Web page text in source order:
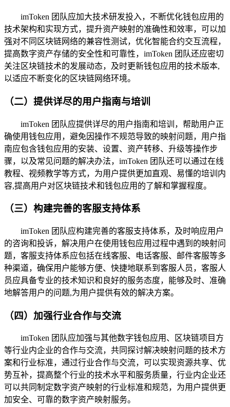
imToken 团队应加大技术研发投入，不断优化钱包应用的
技术架构和实现方式，提升资产映射的准确性和效率，可以加
强对不同区块链网络的兼容性测试，优化智能合约交互流程，
提高数字资产存储的安全性和可靠性，imToken 团队还应密切
关注区块链技术的发展动态，及时更新钱包应用的技术版本,
以适应不断变化的区块链网络环境。
（二）提供详尽的用户指南与培训
imToken 团队应提供详尽的用户指南和培训，帮助用户正
确使用钱包应用，避免因操作不规范导致的映射问题，用户指
南应包含钱包应用的安装、设置、资产转移、升级等操作步
骤，以及常见问题的解决办法，imToken 团队还可以通过在线
教程、视频教学等方式，为用户提供更加直观、易懂的培训内
容,提高用户对区块链技术和钱包应用的了解和掌握程度。
（三）构建完善的客服支持体系
imToken 团队应构建完善的客服支持体系，及时响应用户
的咨询和投诉，解决用户在使用钱包应用过程中遇到的映射问
题，客服支持体系应包括在线客服、电话客服、邮件客服等多
种渠道，确保用户能够方便、快捷地联系到客服人员，客服人
员应具备专业的技术知识和良好的服务态度，能够及时、准确
地解答用户的问题,为用户提供有效的解决方案。
（四）加强行业合作与交流
imToken 团队应加强与其他数字钱包应用、区块链项目方
等行业内企业的合作与交流，共同探讨解决映射问题的技术方
案和行业标准，通过行业合作与交流，可以实现资源共享、优
势互补，提高整个行业的技术水平和服务质量，行业内企业还
可以共同制定数字资产映射的行业标准和规范，为用户提供更
加安全、可靠的数字资产映射服务。